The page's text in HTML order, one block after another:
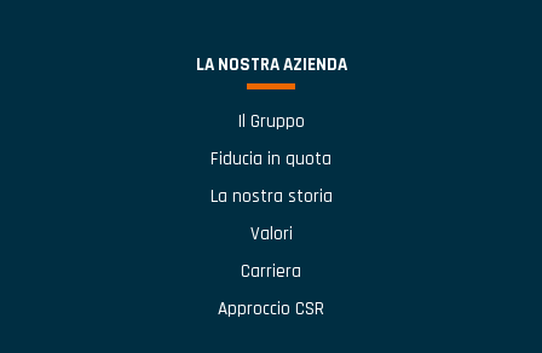
LA NOSTRA AZIENDA
Il Gruppo
Fiducia in quota
La nostra storia
Valori
Carriera
Approccio CSR